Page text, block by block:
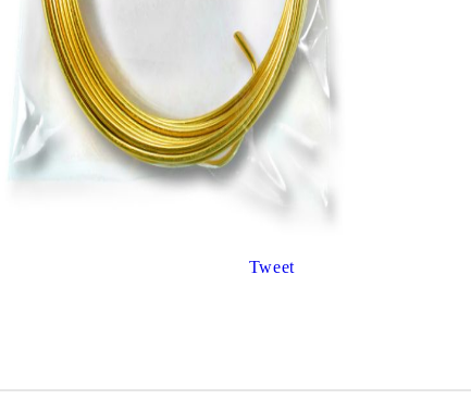
и др.
ДЕКОРАТИВНИ И ПЕЧАТИ ЗА
Tweet